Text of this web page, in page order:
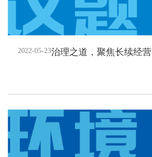
治理之道，聚焦长续经营
2022-05-23